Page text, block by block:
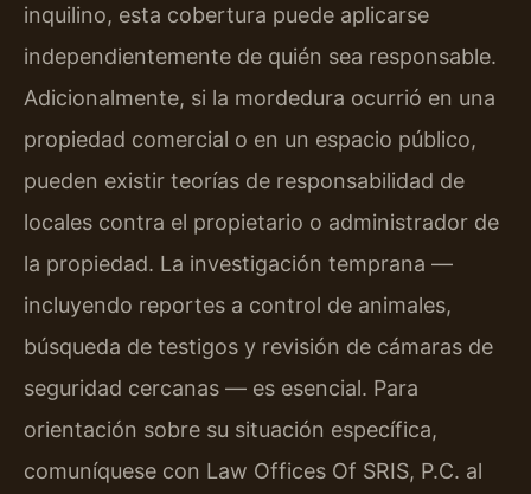
inquilino, esta cobertura puede aplicarse
independientemente de quién sea responsable.
Adicionalmente, si la mordedura ocurrió en una
propiedad comercial o en un espacio público,
pueden existir teorías de responsabilidad de
locales contra el propietario o administrador de
la propiedad. La investigación temprana —
incluyendo reportes a control de animales,
búsqueda de testigos y revisión de cámaras de
seguridad cercanas — es esencial. Para
orientación sobre su situación específica,
comuníquese con Law Offices Of SRIS, P.C. al